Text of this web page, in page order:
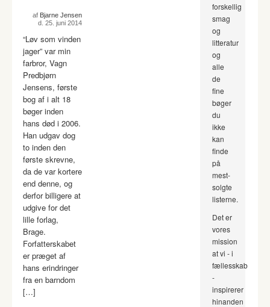
af Bjarne Jensen
d. 25. juni 2014
“Løv som vinden
jager” var min
farbror, Vagn
Predbjørn
Jensens, første
bog af i alt 18
bøger inden
hans død i 2006.
Han udgav dog
to inden den
første skrevne,
da de var kortere
end denne, og
derfor billigere at
udgive for det
lille forlag,
Brage.
Forfatterskabet
er præget af
hans erindringer
fra en barndom
[…]
forskellig
smag
og
litteratur
og
alle
de
fine
bøger
du
ikke
kan
finde
på
mest-
solgte
listerne.
Det er
vores
mission
at vi - i
fællesskab
-
inspirerer
hinanden